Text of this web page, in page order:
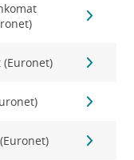
(Euronet)